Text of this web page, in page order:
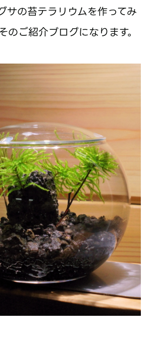
サの苔テラリウムを作ってみ
のご紹介ブログになります。